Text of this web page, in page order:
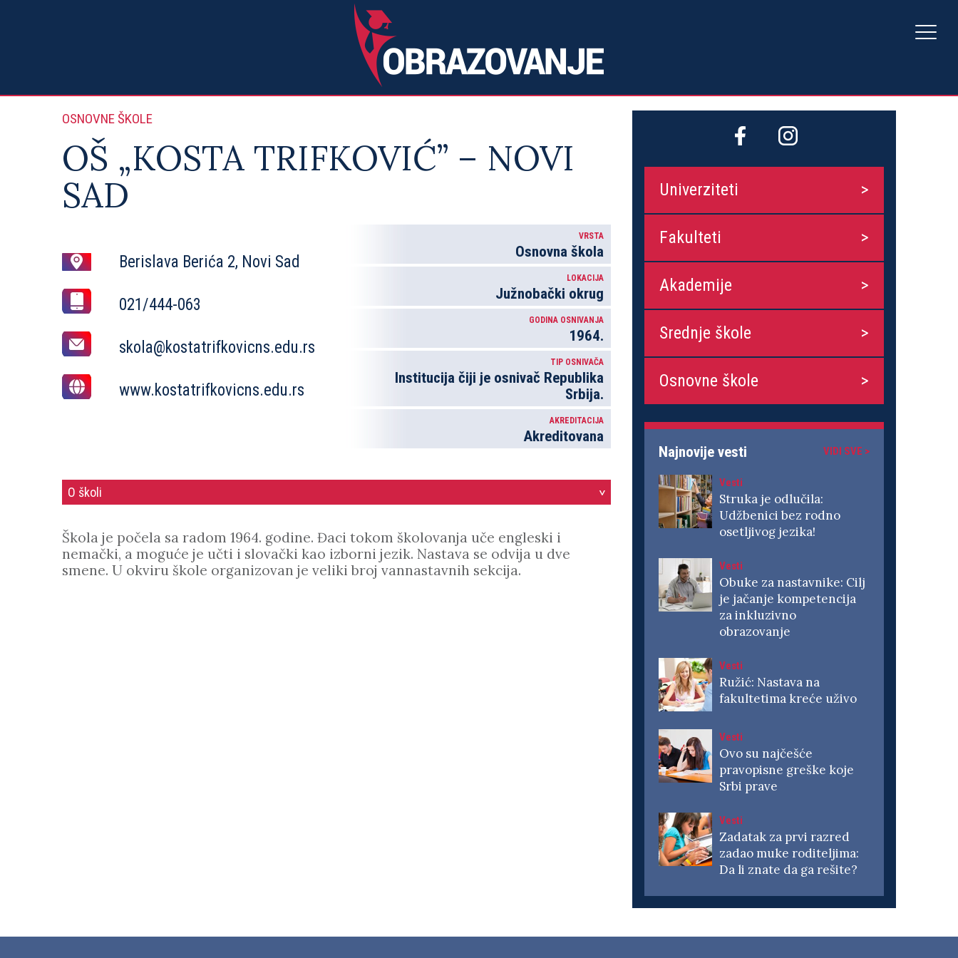
OSNOVNE ŠKOLE
OŠ „KOSTA TRIFKOVIĆ” – NOVI
SAD
Berislava Berića 2, Novi Sad
021/444-063
skola@kostatrifkovicns.edu.rs
www.kostatrifkovicns.edu.rs
VRSTA
Osnovna škola
LOKACIJA
Južnobački okrug
GODINA OSNIVANJA
1964.
TIP OSNIVAČA
Institucija čiji je osnivač Republika
Srbija.
AKREDITACIJA
Akreditovana
O školi >
Škola je počela sa radom 1964. godine. Đaci tokom školovanja uče engleski i
nemački, a moguće je učti i slovački kao izborni jezik. Nastava se odvija u dve
smene. U okviru škole organizovan je veliki broj vannastavnih sekcija.
Univerziteti
Fakulteti
Akademije
Srednje škole
Osnovne škole
Najnovije vesti VIDI SVE >
Vesti
Struka je odlučila:
Udžbenici bez rodno
osetljivog jezika!
Vesti
Obuke za nastavnike: Cilj
je jačanje kompetencija
za inkluzivno
obrazovanje
Vesti
Ružić: Nastava na
fakultetima kreće uživo
Vesti
Ovo su najčešće
pravopisne greške koje
Srbi prave
Vesti
Zadatak za prvi razred
zadao muke roditeljima:
Da li znate da ga rešite?